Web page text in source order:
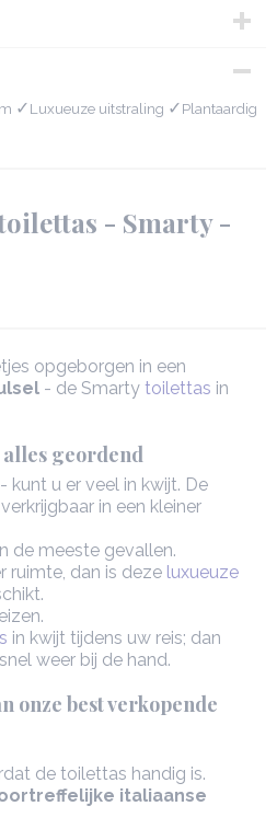
✓Luxueuze uitstraling ✓Plantaardig
- Smarty -
opgeborgen in een
- de Smarty toilettas in
alles geordend
u er veel in kwijt. De
in een kleiner
de meeste gevallen.
ruimte, dan is deze luxueuze
in kwijt tijdens uw reis; dan
weer bij de hand.
onze best verkopende
de toilettas handig is.
italiaanse